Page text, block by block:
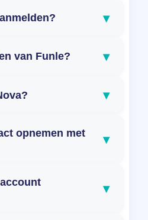
▾
van Funle? ▾
▾
opnemen met
▾
▾